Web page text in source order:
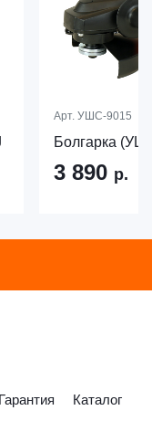
Арт. УШС-9015
Болгарка
3 890 р.
Гарантия Каталог